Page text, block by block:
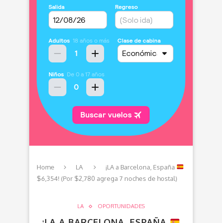
Home LA
¡LA a Barcelona, España
$6,354! (Por $2,780 agrega 7 noches de hostal)
LA OPORTUNIDADES